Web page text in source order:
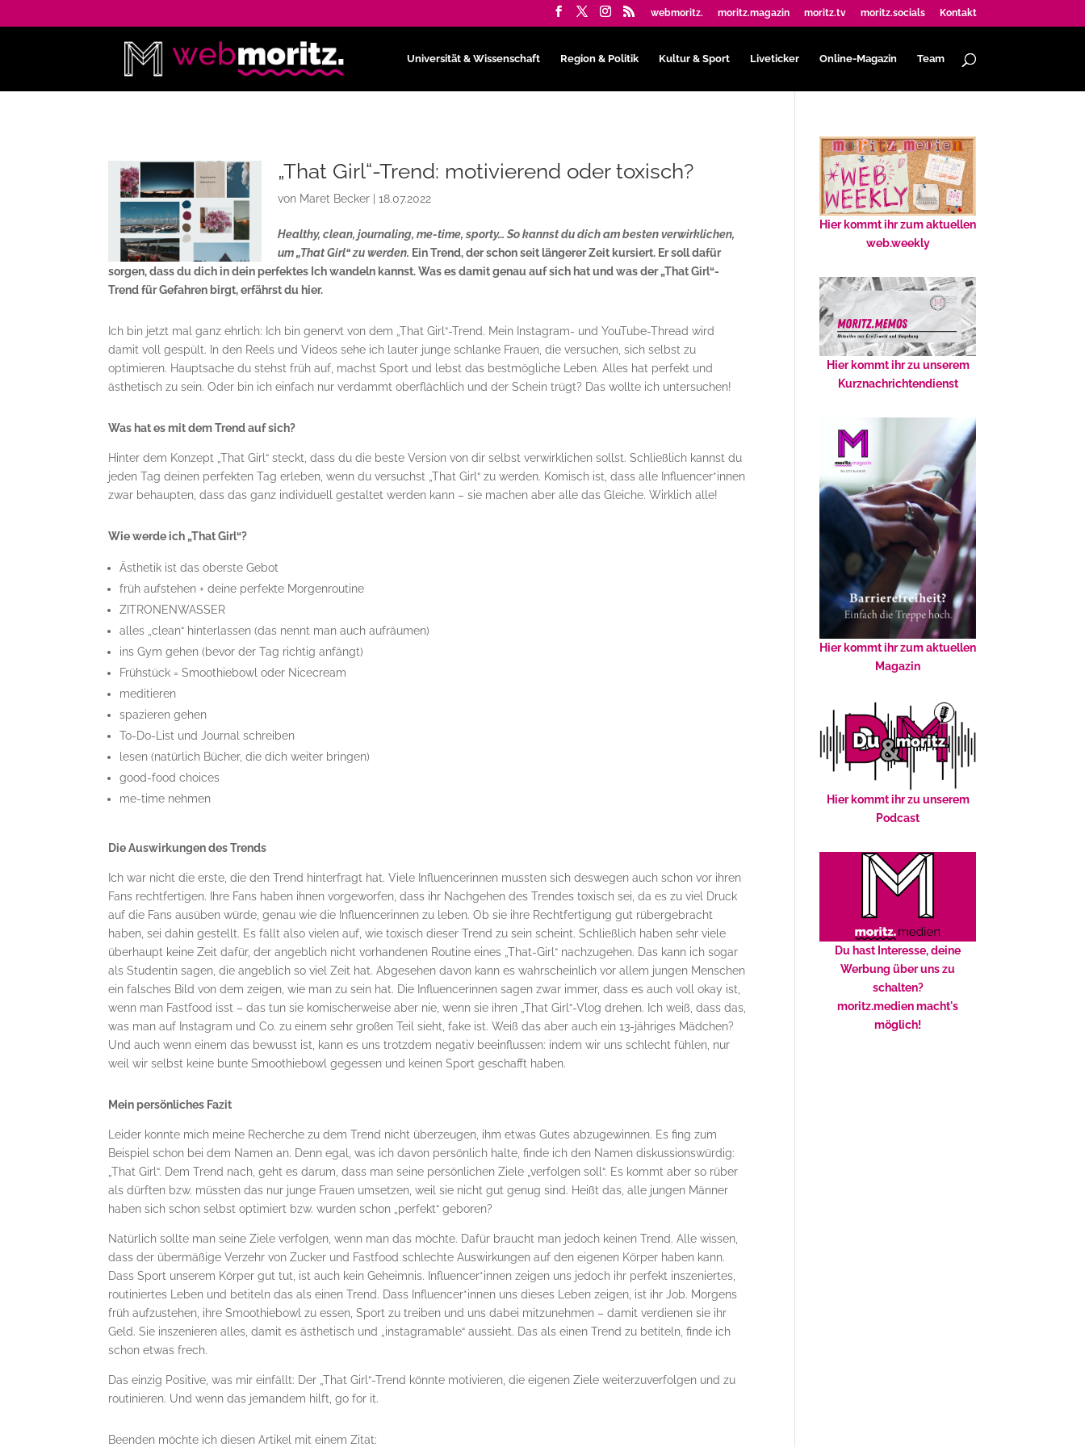
webmoritz. moritz.magazin moritz.tv moritz.socials Kontakt
Universität & Wissenschaft Region & Politik Kultur & Sport Liveticker Online-Magazin Team
„That Girl“-Trend: motivierend oder toxisch?
von Maret Becker |18.07.2022
Healthy, clean, journaling, me-time, sporty… So kannst du dich am besten verwirklichen,
um „That Girl“ zu werden. Ein Trend, der schon seit längerer Zeit kursiert. Er soll dafür
sorgen, dass du dich in dein perfektes Ich wandeln kannst. Was es damit genau auf sich hat und was der „That Girl“-
Trend für Gefahren birgt, erfährst du hier.
Ich bin jetzt mal ganz ehrlich: Ich bin genervt von dem „That Girl“-Trend. Mein Instagram- und YouTube-Thread wird
damit voll gespült. In den Reels und Videos sehe ich lauter junge schlanke Frauen, die versuchen, sich selbst zu
optimieren. Hauptsache du stehst früh auf, machst Sport und lebst das bestmögliche Leben. Alles hat perfekt und
ästhetisch zu sein. Oder bin ich einfach nur verdammt oberflächlich und der Schein trügt? Das wollte ich untersuchen!
Was hat es mit dem Trend auf sich?
Hinter dem Konzept „That Girl“ steckt, dass du die beste Version von dir selbst verwirklichen sollst. Schließlich kannst du
jeden Tag deinen perfekten Tag erleben, wenn du versuchst „That Girl“ zu werden. Komisch ist, dass alle Influencer*innen
zwar behaupten, dass das ganz individuell gestaltet werden kann – sie machen aber alle das Gleiche. Wirklich alle!
Wie werde ich „That Girl“?
Ästhetik ist das oberste Gebot
früh aufstehen + deine perfekte Morgenroutine
ZITRONENWASSER
alles „clean“ hinterlassen (das nennt man auch aufräumen)
ins Gym gehen (bevor der Tag richtig anfängt)
Frühstück = Smoothiebowl oder Nicecream
meditieren
spazieren gehen
To-Do-List und Journal schreiben
lesen (natürlich Bücher, die dich weiter bringen)
good-food choices
me-time nehmen
Die Auswirkungen des Trends
Ich war nicht die erste, die den Trend hinterfragt hat. Viele Influencerinnen mussten sich deswegen auch schon vor ihren
Fans rechtfertigen. Ihre Fans haben ihnen vorgeworfen, dass ihr Nachgehen des Trendes toxisch sei, da es zu viel Druck
auf die Fans ausüben würde, genau wie die Influencerinnen zu leben. Ob sie ihre Rechtfertigung gut rübergebracht
haben, sei dahin gestellt. Es fällt also vielen auf, wie toxisch dieser Trend zu sein scheint. Schließlich haben sehr viele
überhaupt keine Zeit dafür, der angeblich nicht vorhandenen Routine eines „That-Girl“ nachzugehen. Das kann ich sogar
als Studentin sagen, die angeblich so viel Zeit hat. Abgesehen davon kann es wahrscheinlich vor allem jungen Menschen
ein falsches Bild von dem zeigen, wie man zu sein hat. Die Influencerinnen sagen zwar immer, dass es auch voll okay ist,
wenn man Fastfood isst – das tun sie komischerweise aber nie, wenn sie ihren „That Girl“-Vlog drehen. Ich weiß, dass das,
was man auf Instagram und Co. zu einem sehr großen Teil sieht, fake ist. Weiß das aber auch ein 13-jähriges Mädchen?
Und auch wenn einem das bewusst ist, kann es uns trotzdem negativ beeinflussen: indem wir uns schlecht fühlen, nur
weil wir selbst keine bunte Smoothiebowl gegessen und keinen Sport geschafft haben.
Mein persönliches Fazit
Leider konnte mich meine Recherche zu dem Trend nicht überzeugen, ihm etwas Gutes abzugewinnen. Es fing zum
Beispiel schon bei dem Namen an. Denn egal, was ich davon persönlich halte, finde ich den Namen diskussionswürdig:
„That Girl“. Dem Trend nach, geht es darum, dass man seine persönlichen Ziele „verfolgen soll“. Es kommt aber so rüber
als dürften bzw. müssten das nur junge Frauen umsetzen, weil sie nicht gut genug sind. Heißt das, alle jungen Männer
haben sich schon selbst optimiert bzw. wurden schon „perfekt“ geboren?
Natürlich sollte man seine Ziele verfolgen, wenn man das möchte. Dafür braucht man jedoch keinen Trend. Alle wissen,
dass der übermäßige Verzehr von Zucker und Fastfood schlechte Auswirkungen auf den eigenen Körper haben kann.
Dass Sport unserem Körper gut tut, ist auch kein Geheimnis. Influencer*innen zeigen uns jedoch ihr perfekt inszeniertes,
routiniertes Leben und betiteln das als einen Trend. Dass Influencer*innen uns dieses Leben zeigen, ist ihr Job. Morgens
früh aufzustehen, ihre Smoothiebowl zu essen, Sport zu treiben und uns dabei mitzunehmen – damit verdienen sie ihr
Geld. Sie inszenieren alles, damit es ästhetisch und „instagramable“ aussieht. Das als einen Trend zu betiteln, finde ich
schon etwas frech.
Das einzig Positive, was mir einfällt: Der „That Girl“-Trend könnte motivieren, die eigenen Ziele weiterzuverfolgen und zu
routinieren. Und wenn das jemandem hilft, go for it.
Beenden möchte ich diesen Artikel mit einem Zitat:
Hier kommt ihr zum aktuellen
web.weekly
Hier kommt ihr zu unserem
Kurznachrichtendienst
Hier kommt ihr zum aktuellen
Magazin
Hier kommt ihr zu unserem
Podcast
Du hast Interesse, deine
Werbung über uns zu
schalten?
moritz.medien macht's
möglich!